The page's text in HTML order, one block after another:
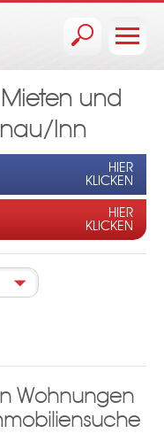
und
Inn
HIER
KLICKEN
HIER
KLICKEN
Wohnungen